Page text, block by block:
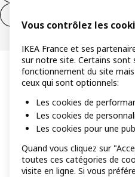
Vous contrôlez les
IKEA France et ses
sur notre site. Certains sont
fonctionnement du site
ceux qui sont optionnels:
Les cookies de
Les cookies de
Les cookies pour une
Quand vous cliquez sur
toutes ces catégories de
visite en ligne. Si vous